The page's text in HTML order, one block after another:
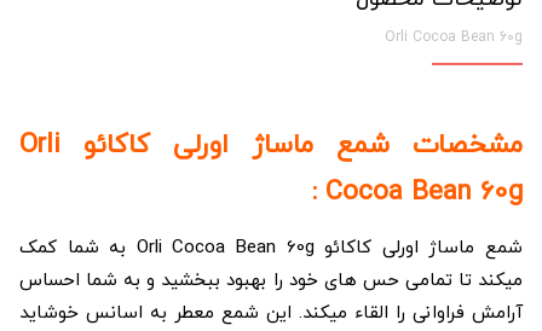
Orli Cocoa Bean 60g
مشخصات شمع ماساژ اورلی کاکائو Orli
Cocoa Bean 60g :
شمع ماساژ اورلی کاکائو Orli Cocoa Bean 60g به شما کمک
میکند تا تمامی حس های خود را بهبود ببخشید و به شما احساس
آرامش فراوانی را القاء میکند. این شمع معطر به اسانس خوشاید